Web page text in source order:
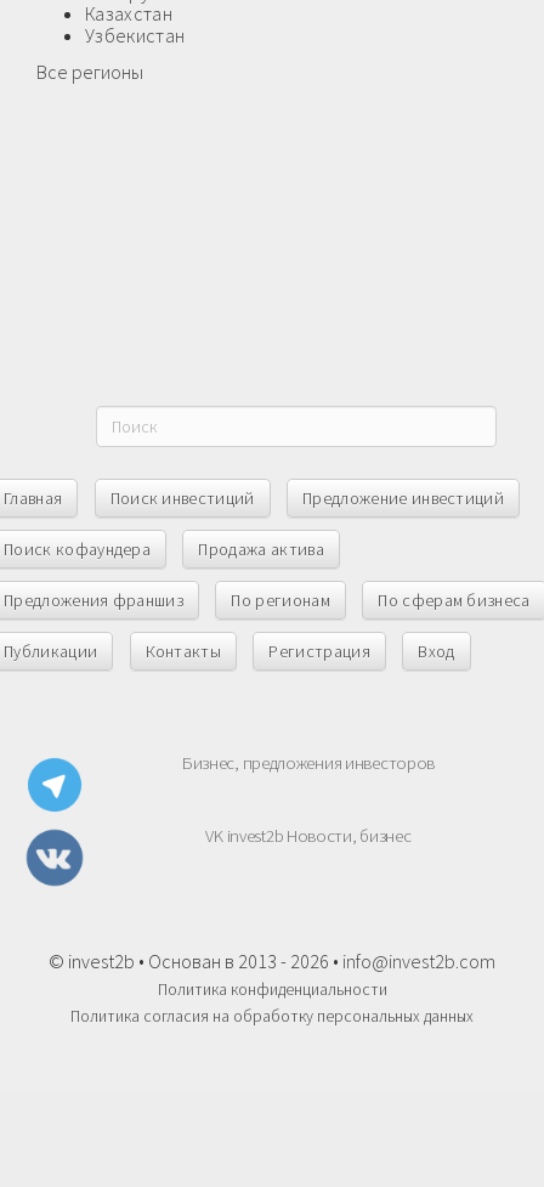
Казахстан
Узбекистан
Все регионы
Главная Поиск инвестиций Предложение инвестиций
Поиск кофаундера Продажа актива
Предложения франшиз По регионам По сферам бизнеса
Публикации Контакты Регистрация Вход
Бизнес, предложения инвесторов
VK invest2b Новости, бизнес
© invest2b • Основан в 2013 - 2026 • info@invest2b.com
Политика конфиденциальности
Политика согласия на обработку персональных данных